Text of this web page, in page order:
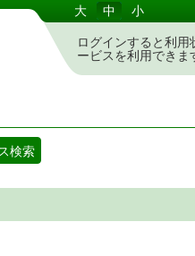
大 中 小
ログインすると利用
ービスを利用できま
検索